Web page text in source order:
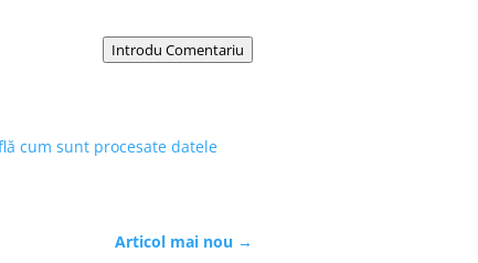
Introdu Comentariu
cum sunt procesate datele
Articol mai nou →